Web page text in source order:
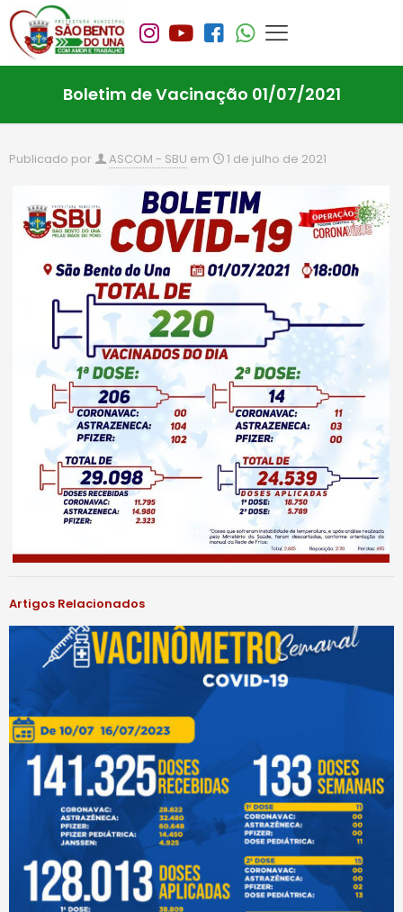
Boletim de Vacinação 01/07/2021
Publicado por ASCOM - SBU em 1 de julho de 2021
Artigos Relacionados